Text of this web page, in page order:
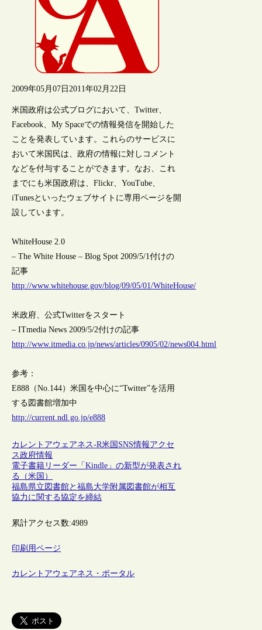
2009年05月07日 2011年02月22日
米国政府は公式ブログにおいて、Twitter、
Facebook、My Spaceでの情報発信を開始した
ことを発表しています。これらのサービスに
おいて米国民は、政府の情報に対しコメント
などを付与することができます。なお、これ
までにも米国政府は、Flickr、YouTube、
iTunesといったウェブサイトに専用ページを開
設しています。
WhiteHouse 2.0
– The White House – Blog Spot 2009/5/1付けの
記事
http://www.whitehouse.gov/blog/09/05/01/WhiteHouse/
米政府、公式Twitterをスタート
– ITmedia News 2009/5/2付けの記事
http://www.itmedia.co.jp/news/articles/0905/02/news004.html
参考：
E888（No.144）米国を中心に“Twitter”を活用
する図書館増加中
http://current.ndl.go.jp/e888
カレントアウェアネス-R米国 SNS情報アクセ
ス政府情報
電子書籍リーダー「Kindle」の新型が発表され
る（米国）
福島県立図書館と福島大学附属図書館が相互
協力に関する協定を締結
累計アクセス数:4989
印刷用ページ
カレントアウェアネス・ポータル